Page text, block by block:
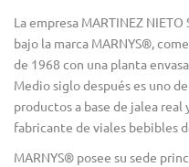
La empresa MARTINEZ
bajo la marca MARNYS®,
de 1968 con una planta
Medio siglo después es uno
productos a base de jalea
fabricante de viales bebibles
MARNYS® posee su sede